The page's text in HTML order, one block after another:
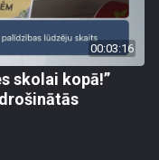
00:03:16
skolai kopā!”